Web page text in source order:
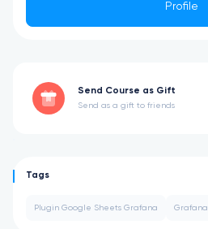
Profile
Send Course as Gift
Send as a gift to friends
Tags
Plugin Google Sheets Grafana Grafana